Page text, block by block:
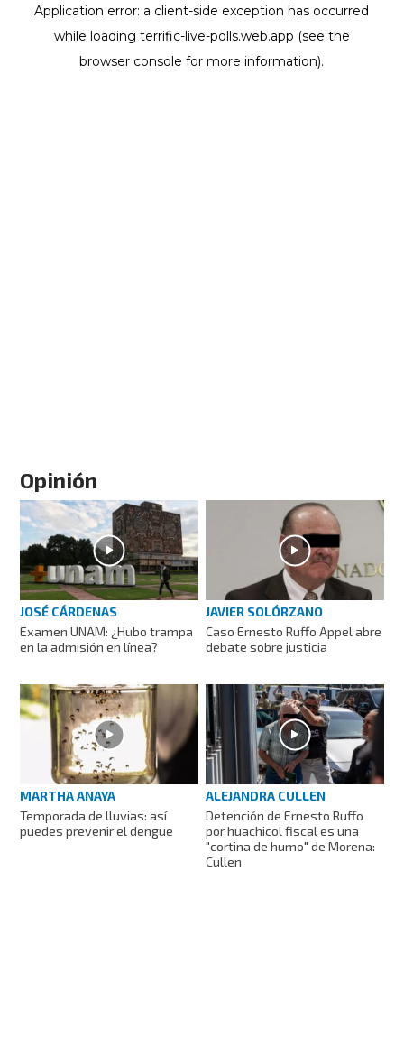
Opinión
JOSÉ CÁRDENAS
Examen UNAM: ¿Hubo trampa
en la admisión en línea?
JAVIER SOLÓRZANO
Caso Ernesto Ruffo Appel abre
debate sobre justicia
MARTHA ANAYA
Temporada de lluvias: así
puedes prevenir el dengue
ALEJANDRA CULLEN
Detención de Ernesto Ruffo
por huachicol fiscal es una
"cortina de humo" de Morena:
Cullen